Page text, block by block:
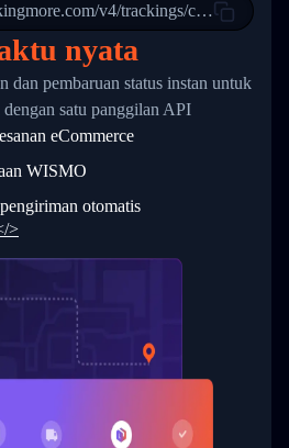
"Departed Facility
"2017-03-06 15:28:00",
"Shipment
"BEIJING-
v4/trackings/create
nyata
dan pembaruan status instan untuk
satu panggilan API
eCommerce
WISMO
otomatis
>